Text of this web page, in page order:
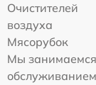
Очистителей
воздуха
Мясорубок
Мы